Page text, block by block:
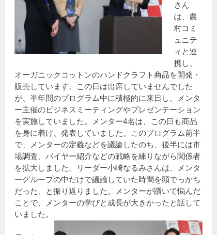
さん
は、農
村コミ
ュニテ
ィと連
携し、
オーガニックコットンのハンドクラフト商品を開発・
販売しています。この日は出席していませんでした
が、半年間のプログラム中に積極的に来日し、メンタ
ー主催のビジネスミーティングやプレゼンテーション
を実施していました。メンター4名は、この日も商品
を身に着け、発表していました。このプログラム前半
で、メンターの定義などを議論したのち、後半には市
場調査、バイヤー紹介などの戦略を練りながら関係者
を拡大しました。リーダー小崎なるみさんは、メンタ
ーグループの中だけで議論していた時間を頭でっかち
だった、と振り返りました。メンターが躓いて悩んだ
ことで、メンターの学びと成長が大きかったと話して
いました。